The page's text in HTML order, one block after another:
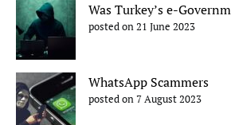
Was Turkey’s e-
posted on 21 June 2023
WhatsApp Scammers
posted on 7 August 2023